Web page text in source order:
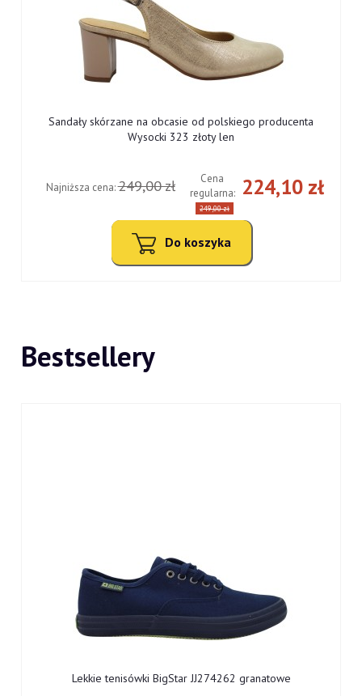
Sandały skórzane na obcasie od polskiego producenta
Wysocki 323 złoty len
224,10 zł
Cena
regularna:
249,00 zł
Najniższa cena:249,00 zł
Do koszyka
Bestsellery
Lekkie tenisówki BigStar JJ274262 granatowe